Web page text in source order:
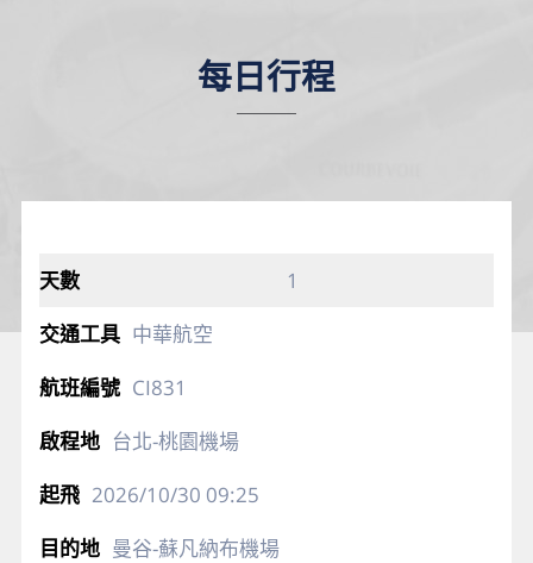
每日行程
1
中華航空
CI831
台北-桃園機場
2026/10/30 09:25
曼谷-蘇凡納布機場